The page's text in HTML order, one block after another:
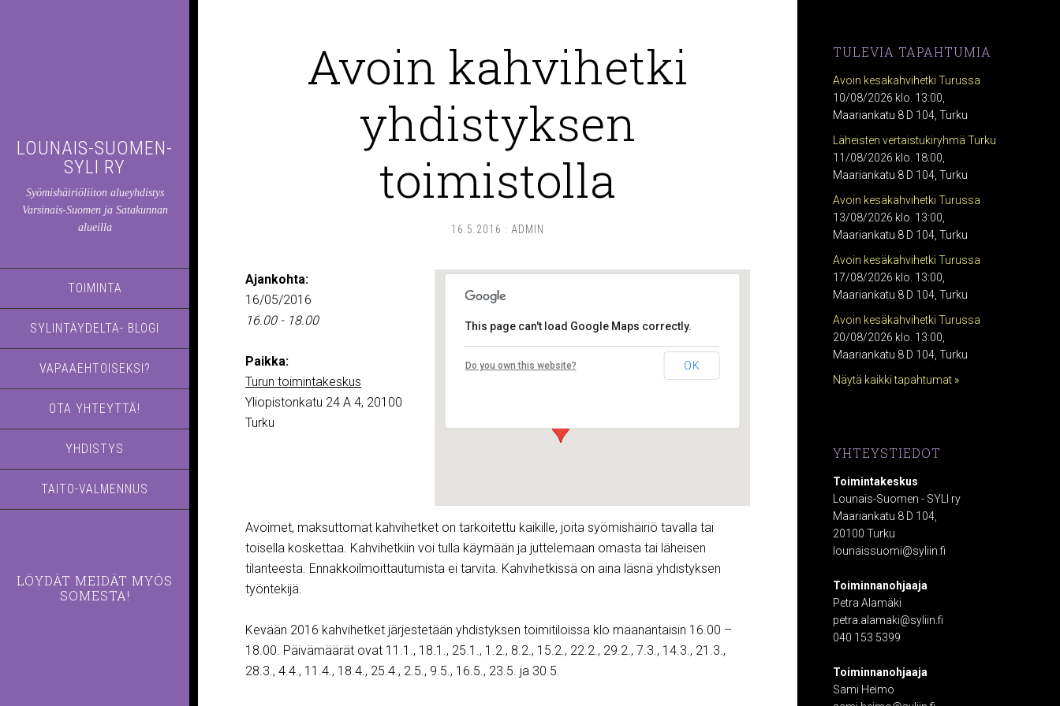
LOUNAIS-SUOMEN-
SYLI RY
Syömishäiriöliiton alueyhdistys
Varsinais-Suomen ja Satakunnan
alueilla
TOIMINTA
SYLINTÄYDELTÄ- BLOGI
VAPAAEHTOISEKSI?
OTA YHTEYTTÄ!
YHDISTYS
TAITO-VALMENNUS
LÖYDÄT MEIDÄT MYÖS
SOMESTA!
Avoin kahvihetki
yhdistyksen
toimistolla
16.5.2016 : ADMIN
Turun toimintakeskus
Yliopistonkatu 24 A 4 - Turku
This page can't load Google Maps correctly.
Do you own this website? OK
Ajankohta:
16/05/2016
16.00 - 18.00
Paikka:
Turun toimintakeskus
Yliopistonkatu 24 A 4, 20100
Turku
Avoimet, maksuttomat kahvihetket on tarkoitettu kaikille, joita syömishäiriö tavalla tai
toisella koskettaa. Kahvihetkiin voi tulla käymään ja juttelemaan omasta tai läheisen
tilanteesta. Ennakkoilmoittautumista ei tarvita. Kahvihetkissä on aina läsnä yhdistyksen
työntekijä.
Kevään 2016 kahvihetket järjestetään yhdistyksen toimitiloissa klo maanantaisin 16.00 –
18.00. Päivämäärät ovat 11.1., 18.1., 25.1., 1.2., 8.2., 15.2., 22.2., 29.2., 7.3., 14.3., 21.3.,
28.3., 4.4., 11.4., 18.4., 25.4., 2.5., 9.5., 16.5., 23.5. ja 30.5.
TULEVIA TAPAHTUMIA
Avoin kesäkahvihetki Turussa
10/08/2026 klo. 13:00,
Maariankatu 8 D 104, Turku
Läheisten vertaistukiryhmä Turku
11/08/2026 klo. 18:00,
Maariankatu 8 D 104, Turku
Avoin kesäkahvihetki Turussa
13/08/2026 klo. 13:00,
Maariankatu 8 D 104, Turku
Avoin kesäkahvihetki Turussa
17/08/2026 klo. 13:00,
Maariankatu 8 D 104, Turku
Avoin kesäkahvihetki Turussa
20/08/2026 klo. 13:00,
Maariankatu 8 D 104, Turku
Näytä kaikki tapahtumat »
YHTEYSTIEDOT
Toimintakeskus
Lounais-Suomen - SYLI ry
Maariankatu 8 D 104,
20100 Turku
lounaissuomi@syliin.fi
Toiminnanohjaaja
Petra Alamäki
petra.alamaki@syliin.fi
040 153 5399
Toiminnanohjaaja
Sami Heimo